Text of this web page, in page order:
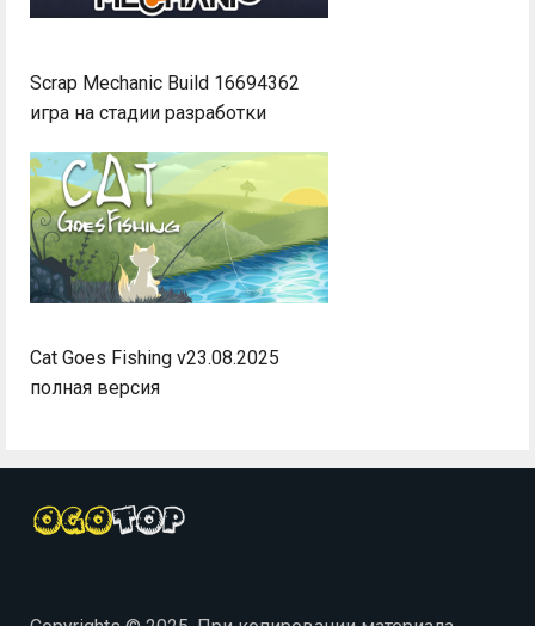
Scrap Mechanic Build 16694362
игра на стадии разработки
Cat Goes Fishing v23.08.2025
полная версия